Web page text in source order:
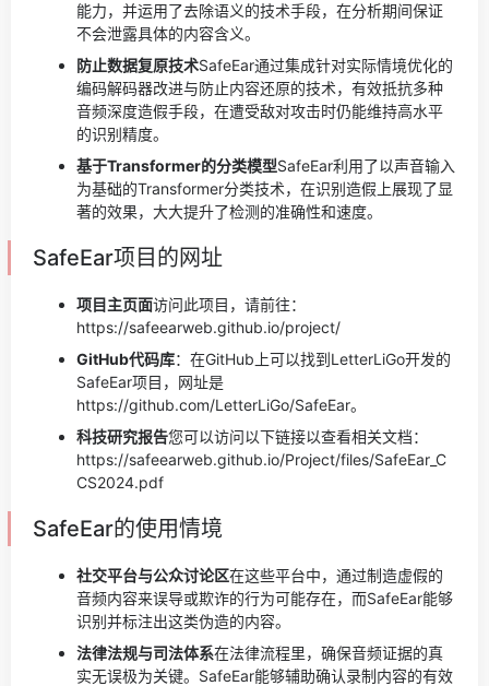
能力，并运用了去除语义的技术手段，在分析期间保证
不会泄露具体的内容含义。
防止数据复原技术SafeEar通过集成针对实际情境优化的
编码解码器改进与防止内容还原的技术，有效抵抗多种
音频深度造假手段，在遭受敌对攻击时仍能维持高水平
的识别精度。
基于Transformer的分类模型SafeEar利用了以声音输入
为基础的Transformer分类技术，在识别造假上展现了显
著的效果，大大提升了检测的准确性和速度。
SafeEar项目的网址
项目主页面访问此项目，请前往：
https://safeearweb.github.io/project/
GitHub代码库：在GitHub上可以找到LetterLiGo开发的
SafeEar项目，网址是
https://github.com/LetterLiGo/SafeEar。
科技研究报告您可以访问以下链接以查看相关文档：
https://safeearweb.github.io/Project/files/SafeEar_C
CS2024.pdf
SafeEar的使用情境
社交平台与公众讨论区在这些平台中，通过制造虚假的
音频内容来误导或欺诈的行为可能存在，而SafeEar能够
识别并标注出这类伪造的内容。
法律法规与司法体系在法律流程里，确保音频证据的真
实无误极为关键。SafeEar能够辅助确认录制内容的有效